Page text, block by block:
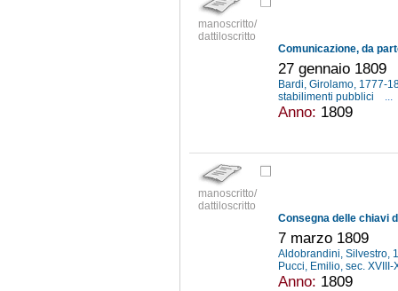
manoscritto/
dattiloscritto
27 gennaio 1809
Bardi, Girolamo, 1777-
stabilimenti pubblici
...
Anno: 1809
manoscritto/
dattiloscritto
7 marzo 1809
Aldobrandini, Silvestro,
Pucci, Emilio, sec. XVIII-
Anno: 1809